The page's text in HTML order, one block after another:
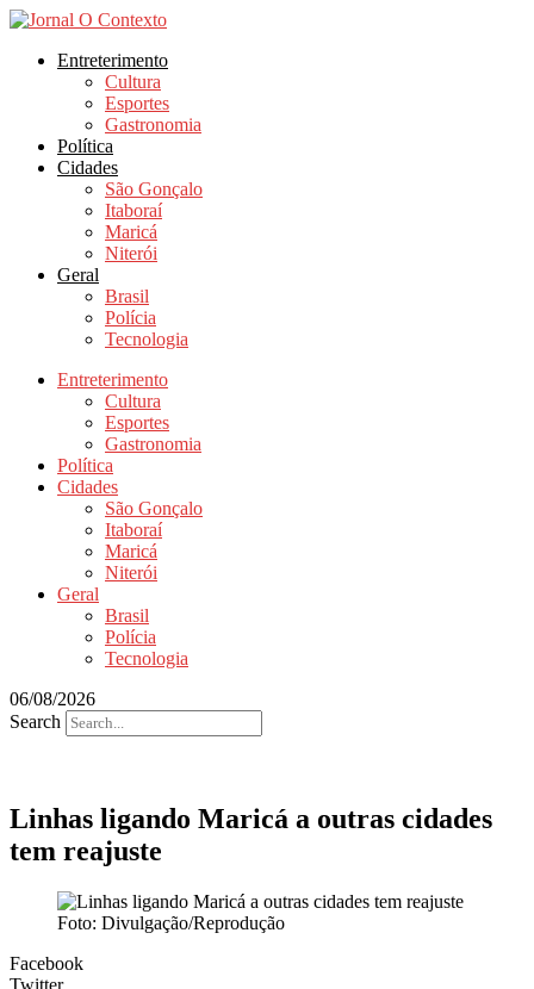
Ir
Entreterimento
Cultura
Esportes
Gastronomia
Política
Cidades
São Gonçalo
Itaboraí
Maricá
Niterói
Geral
Brasil
Polícia
Tecnologia
Entreterimento
Cultura
Esportes
Gastronomia
Política
Cidades
São Gonçalo
Itaboraí
Maricá
Niterói
Geral
Brasil
Polícia
Tecnologia
06/08/2026
Search
Linhas ligando Maricá a outras cidades
tem reajuste
Foto: Divulgação/Reprodução
Facebook
Twitter